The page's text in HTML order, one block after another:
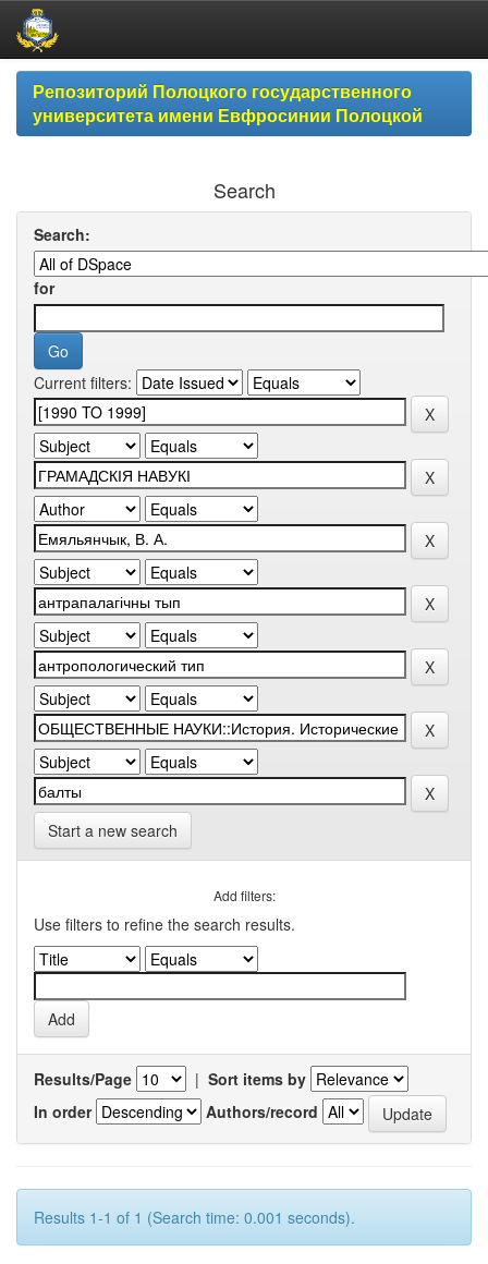
Skip
navigationРепозиторий Полоцкого государственного
университета имени Евфросинии Полоцкой
Search
Search:
for
Current filters:
Start a new search
Add filters:
Use filters to refine the search results.
Results/Page | Sort items by
In order
Authors/record
Results 1-1 of 1 (Search time: 0.001 seconds).